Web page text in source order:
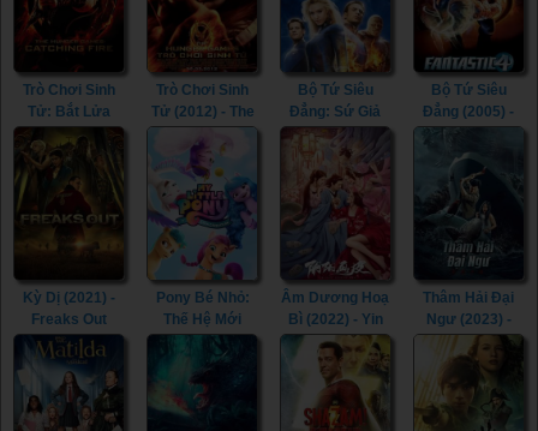
Trò Chơi Sinh
Tử: Bắt Lửa
(2013) - The
Hunger Games:
Catching Fire
(2013)
Trò Chơi Sinh
Tử (2012) - The
Hunger Games
(2012)
Bộ Tứ Siêu
Đẳng: Sứ Giả
Bạc (2007) -
Fantastic Four:
Rise of the
Silver Surfer
(2007)
Bộ Tứ Siêu
Đẳng (2005) -
Fantastic Four
(2005)
Kỳ Dị (2021) -
Freaks Out
(2021)
Pony Bé Nhỏ:
Thế Hệ Mới
(2021) - My
Little Pony: A
New Generation
(2021)
Âm Dương Hoạ
Bì (2022) - Yin
Yang Painted
Skin (2022)
Thâm Hải Đại
Ngư (2023) -
Monster of The
Deep (2023)